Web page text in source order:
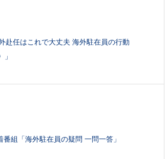
赴任はこれで大丈夫 海外駐在員の行動
組「海外駐在員の疑問 一問一答」